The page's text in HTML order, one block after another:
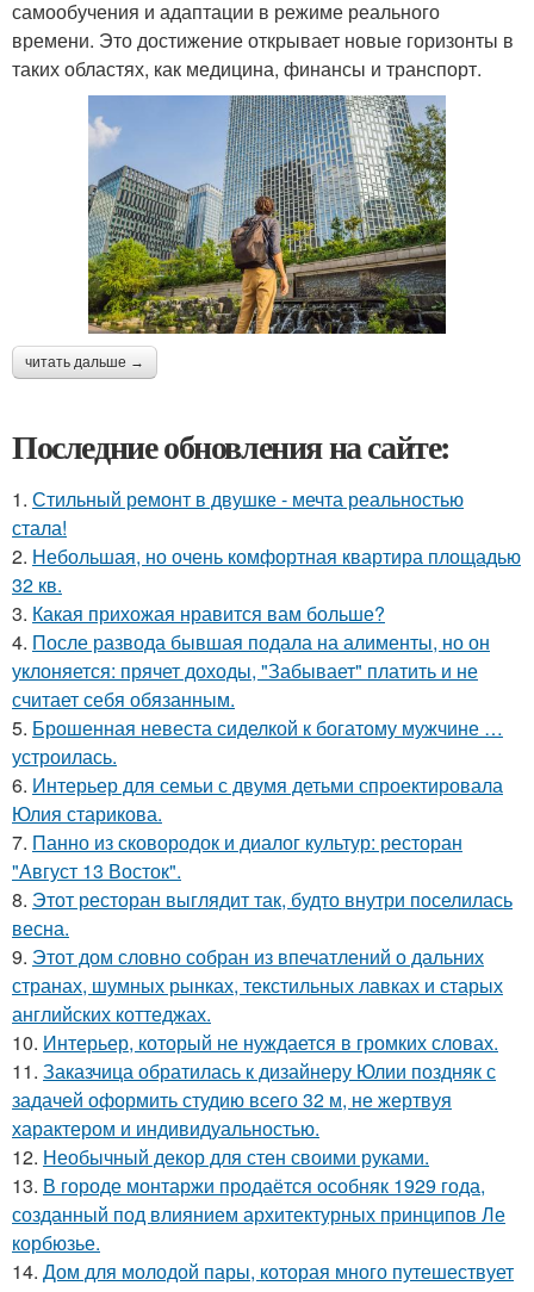
самообучения и адаптации в режиме реального
времени. Это достижение открывает новые горизонты в
таких областях, как медицина, финансы и транспорт.
читать дальше →
Последние обновления на сайте:
1. Стильный ремонт в двушке - мечта реальностью
стала!
2. Небольшая, но очень комфортная квартира площадью
32 кв.
3. Какая прихожая нравится вам больше?
4. После развода бывшая подала на алименты, но он
уклоняется: прячет доходы, "Забывает" платить и не
считает себя обязанным.
5. Брошенная невеста сиделкой к богатому мужчине …
устроилась.
6. Интерьер для семьи с двумя детьми спроектировала
Юлия старикова.
7. Панно из сковородок и диалог культур: ресторан
"Август 13 Восток".
8. Этот ресторан выглядит так, будто внутри поселилась
весна.
9. Этот дом словно собран из впечатлений о дальних
странах, шумных рынках, текстильных лавках и старых
английских коттеджах.
10. Интерьер, который не нуждается в громких словах.
11. Заказчица обратилась к дизайнеру Юлии поздняк с
задачей оформить студию всего 32 м, не жертвуя
характером и индивидуальностью.
12. Необычный декор для стен своими руками.
13. В городе монтаржи продаётся особняк 1929 года,
созданный под влиянием архитектурных принципов Ле
корбюзье.
14. Дом для молодой пары, которая много путешествует